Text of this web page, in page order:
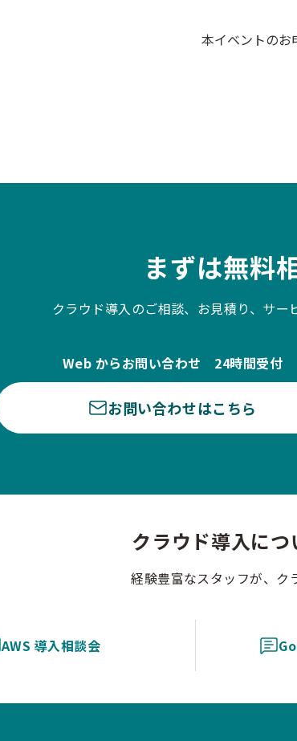
本イベントのお
まずは無料
クラウド導入のご相談、お見積り、サー
Web からお問い合わせ 24時間受付
お問い合わせはこちら
クラウド導入に
経験豊富なスタッフが、ク
AWS 導入相談会